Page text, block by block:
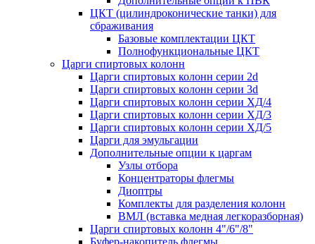
ЦКТ (цилиндроконические танки) для
сбраживания
Базовые комплектации ЦКТ
Полнофункциональные ЦКТ
Царги спиртовых колонн
Царги спиртовых колонн серии 2d
Царги спиртовых колонн серии 3d
Царги спиртовых колонн серии ХД/4
Царги спиртовых колонн серии ХД/3
Царги спиртовых колонн серии ХД/5
Царги для эмульгации
Дополнительные опции к царгам
Узлы отбора
Концентраторы флегмы
Диоптры
Комплекты для разделения колонн
ВМЛ (вставка медная легкоразборная)
Царги спиртовых колонн 4"/6"/8"
Буфер-накопитель флегмы